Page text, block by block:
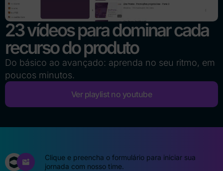
23 vídeos para dominar cada
recurso do produto
Do básico ao avançado: aprenda no seu ritmo, em
poucos minutos.
Ver playlist no youtube
Clique e preencha o formulário para iniciar sua
jornada com nosso time.